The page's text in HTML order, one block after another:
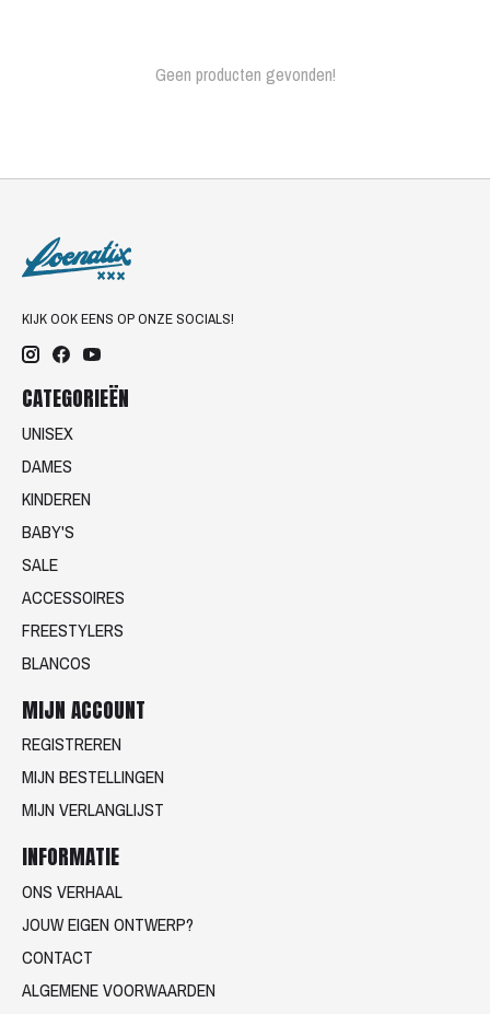
Geen producten gevonden!
KIJK OOK EENS OP ONZE SOCIALS!
CATEGORIEËN
UNISEX
DAMES
KINDEREN
BABY'S
SALE
ACCESSOIRES
FREESTYLERS
BLANCOS
MIJN ACCOUNT
REGISTREREN
MIJN BESTELLINGEN
MIJN VERLANGLIJST
INFORMATIE
ONS VERHAAL
JOUW EIGEN ONTWERP?
CONTACT
ALGEMENE VOORWAARDEN